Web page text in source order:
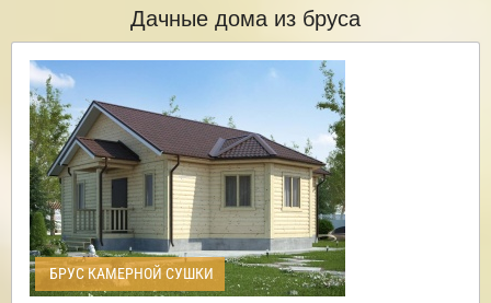
Дачные дома из бруса
БРУС КАМЕРНОЙ СУШКИ